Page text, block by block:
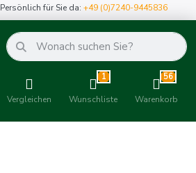
Persönlich für Sie da:+49 (0)7240-9445836
Vergleichen
1
Wunschliste
56
Warenkorb